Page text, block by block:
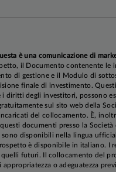
è una comunicazione di
il Documento contenente le
di gestione e il Modulo di
finale di investimento.
i diritti degli investitori, possono
sul sito web della
del collocamento. È,
documenti presso la
sono disponibili nella lingua
è disponibile in italiano. I
futuri. Il collocamento del
appropriatezza o adeguatezza